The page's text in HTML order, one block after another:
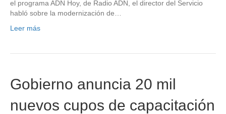
el programa ADN Hoy, de Radio ADN, el director del Servicio
habló sobre la modernización de…
Leer más
Gobierno anuncia 20 mil
nuevos cupos de capacitación